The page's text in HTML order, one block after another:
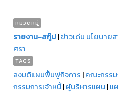
หมวดหมู่
รายงาน-สกู๊ป|ข่าวเด่น นโยบาย
ศรา
TAGS
ลงมติแผนฟื้นฟูกิจการ |คณะกรร
กรรมการเจ้าหนี้|ผู้บริหารแผน |แ